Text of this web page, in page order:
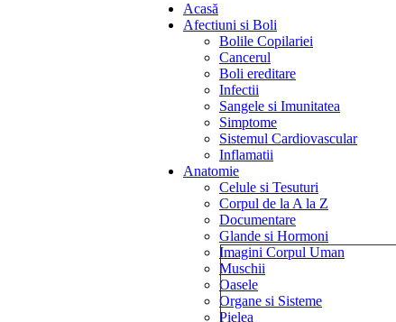
Acasă
Afectiuni si Boli
Bolile Copilariei
Cancerul
Boli ereditare
Infectii
Sangele si Imunitatea
Simptome
Sistemul Cardiovascular
Inflamatii
Anatomie
Celule si Tesuturi
Corpul de la A la Z
Documentare
Glande si Hormoni
Imagini Corpul Uman
Muschii
Oasele
Organe si Sisteme
Pielea